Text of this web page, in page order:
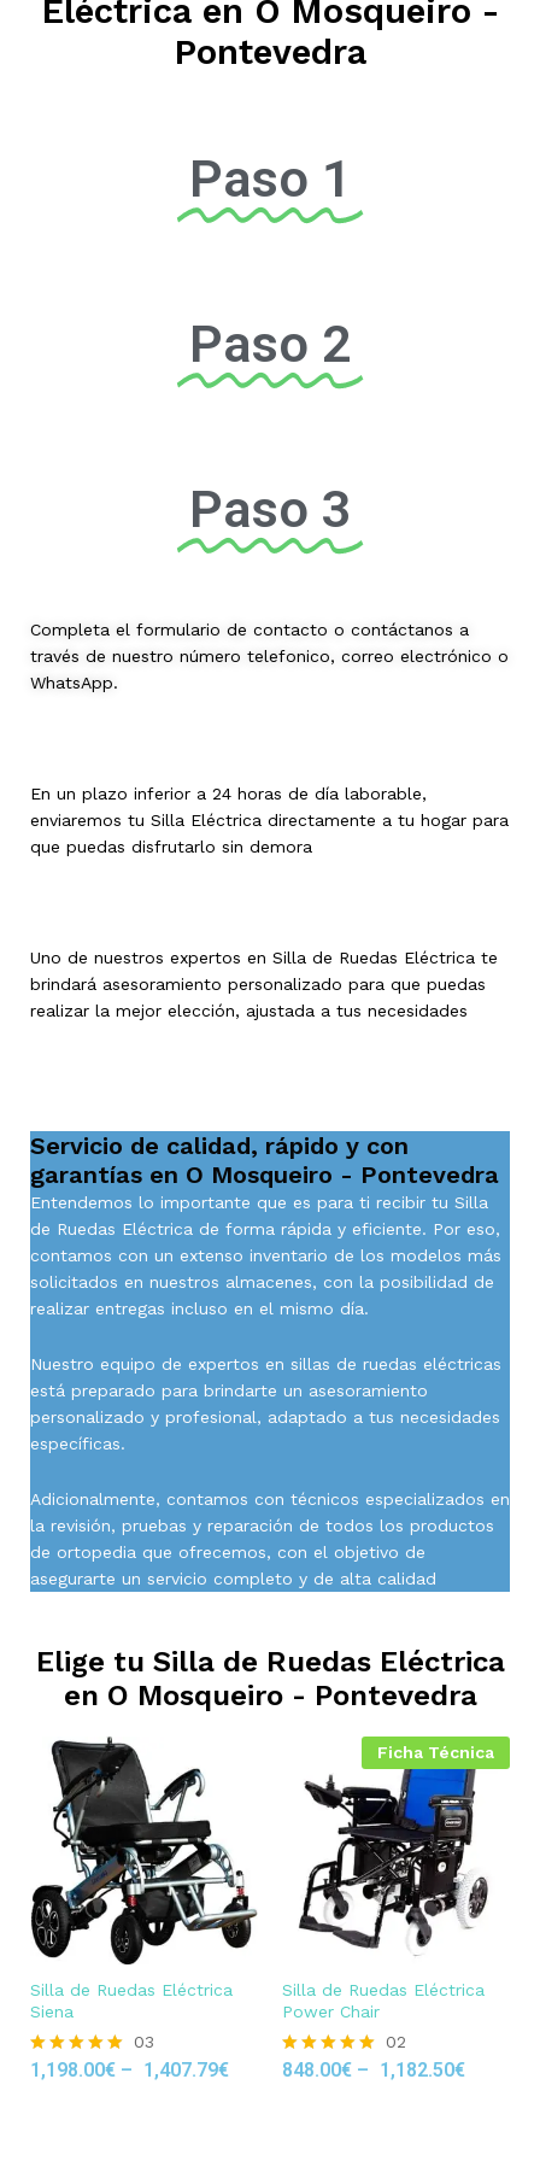
Eléctrica en O Mosqueiro -
Pontevedra
Paso 1
Paso 2
Paso 3
Completa el formulario de contacto o contáctanos a
través de nuestro número telefonico, correo electrónico o
WhatsApp.
En un plazo inferior a 24 horas de día laborable,
enviaremos tu Silla Eléctrica directamente a tu hogar para
que puedas disfrutarlo sin demora
Uno de nuestros expertos en Silla de Ruedas Eléctrica te
brindará asesoramiento personalizado para que puedas
realizar la mejor elección, ajustada a tus necesidades
Servicio de calidad, rápido y con
garantías en O Mosqueiro - Pontevedra
Entendemos lo importante que es para ti recibir tu Silla
de Ruedas Eléctrica de forma rápida y eficiente. Por eso,
contamos con un extenso inventario de los modelos más
solicitados en nuestros almacenes, con la posibilidad de
realizar entregas incluso en el mismo día.
Nuestro equipo de expertos en sillas de ruedas eléctricas
está preparado para brindarte un asesoramiento
personalizado y profesional, adaptado a tus necesidades
específicas.
Adicionalmente, contamos con técnicos especializados en
la revisión, pruebas y reparación de todos los productos
de ortopedia que ofrecemos, con el objetivo de
asegurarte un servicio completo y de alta calidad
Elige tu Silla de Ruedas Eléctrica
en O Mosqueiro - Pontevedra
Silla de Ruedas Eléctrica
Siena
Rated
03
1,198.00€ – 1,407.79€
Ficha Técnica
Silla de Ruedas Eléctrica
Power Chair
Rated
02
848.00€ – 1,182.50€